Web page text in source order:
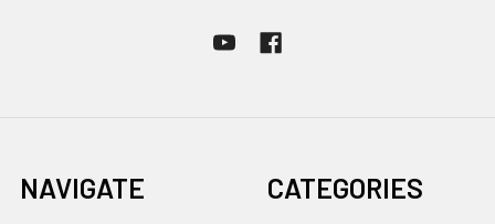
NAVIGATE CATEGORIES